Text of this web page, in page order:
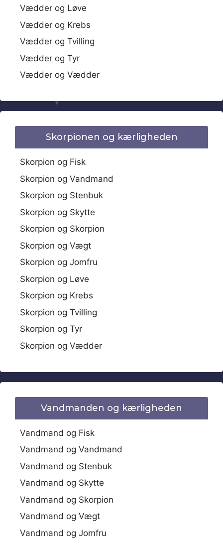
Vædder og Løve
Vædder og Krebs
Vædder og Tvilling
Vædder og Tyr
Vædder og Vædder
Skorpionen og kærligheden
Skorpion og Fisk
Skorpion og Vandmand
Skorpion og Stenbuk
Skorpion og Skytte
Skorpion og Skorpion
Skorpion og Vægt
Skorpion og Jomfru
Skorpion og Løve
Skorpion og Krebs
Skorpion og Tvilling
Skorpion og Tyr
Skorpion og Vædder
Vandmanden og kærligheden
Vandmand og Fisk
Vandmand og Vandmand
Vandmand og Stenbuk
Vandmand og Skytte
Vandmand og Skorpion
Vandmand og Vægt
Vandmand og Jomfru